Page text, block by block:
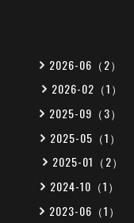
2026-06（2）
2026-02（1）
2025-09（3）
2025-05（1）
2025-01（2）
2024-10（1）
2023-06（1）